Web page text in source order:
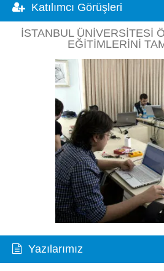
Katılımcı Görüşleri
İSTANBUL ÜNIVERSITESI
EĞITIMLERINI
Yazılarımız